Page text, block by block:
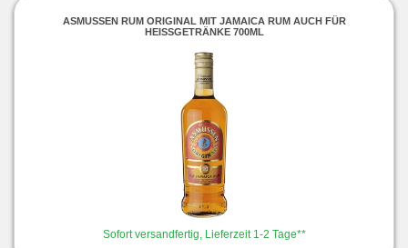
ASMUSSEN RUM ORIGINAL MIT JAMAICA RUM AUCH FÜR
HEISSGETRÄNKE 700ML
Sofort versandfertig, Lieferzeit 1-2 Tage**